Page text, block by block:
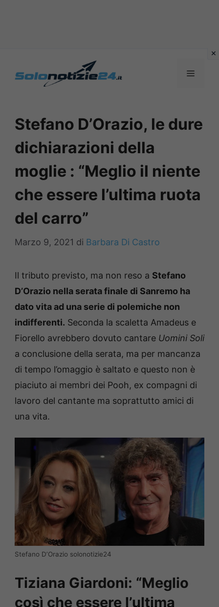
MENU
Stefano D’Orazio, le dure
dichiarazioni della
moglie : “Meglio il niente
che essere l’ultima ruota
del carro”
Marzo 9, 2021 di Barbara Di Castro
Il tributo previsto, ma non reso a Stefano
D’Orazio nella serata finale di Sanremo ha
dato vita ad una serie di polemiche non
indifferenti. Seconda la scaletta Amadeus e
Fiorello avrebbero dovuto cantare Uomini Soli
a conclusione della serata, ma per mancanza
di tempo l’omaggio è saltato e questo non è
piaciuto ai membri dei Pooh, ex compagni di
lavoro del cantante ma soprattutto amici di
una vita.
Stefano D’Orazio solonotizie24
Tiziana Giardoni: “Meglio
così che essere l’ultima